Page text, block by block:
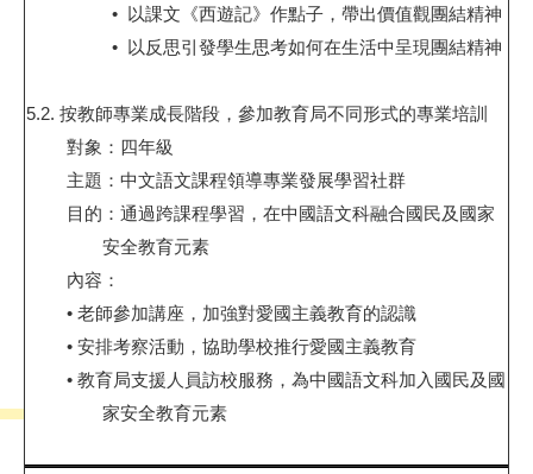
• 以課文《西遊記》作點子，帶出價值觀團結精神
• 以反思引發學生思考如何在生活中呈現團結精神
5.2. 按教師專業成長階段，參加教育局不同形式的專業培訓
對象：四年級
主題：中文語文課程領導專業發展學習社群
目的：通過跨課程學習，在中國語文科融合國民及國家
安全教育元素
內容：
• 老師參加講座，加強對愛國主義教育的認識
• 安排考察活動，協助學校推行愛國主義教育
• 教育局支援人員訪校服務，為中國語文科加入國民及國
家安全教育元素